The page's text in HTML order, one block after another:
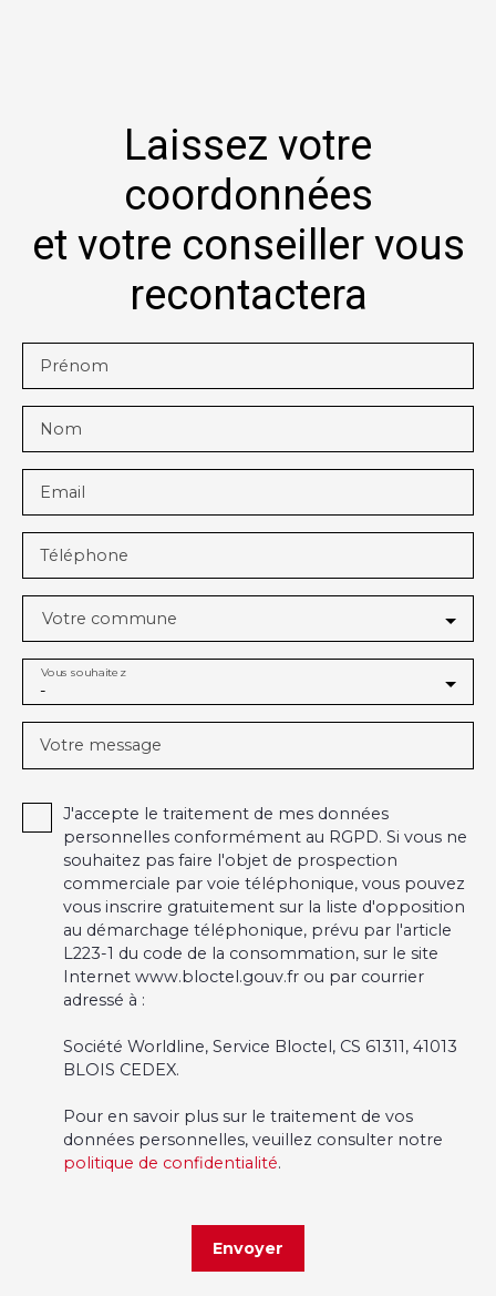
Laissez votre
coordonnées
et votre conseiller vous
recontactera
Prénom
Nom
Email
Téléphone
Votre commune
-
Vous souhaitez
Votre message
J'accepte le traitement de mes données
personnelles conformément au RGPD. Si vous ne
souhaitez pas faire l'objet de prospection
commerciale par voie téléphonique, vous pouvez
vous inscrire gratuitement sur la liste d'opposition
au démarchage téléphonique, prévu par l'article
L223-1 du code de la consommation, sur le site
Internet www.bloctel.gouv.fr ou par courrier
adressé à :
Société Worldline, Service Bloctel, CS 61311, 41013
BLOIS CEDEX.
Pour en savoir plus sur le traitement de vos
données personnelles, veuillez consulter notre
politique de confidentialité.
Envoyer